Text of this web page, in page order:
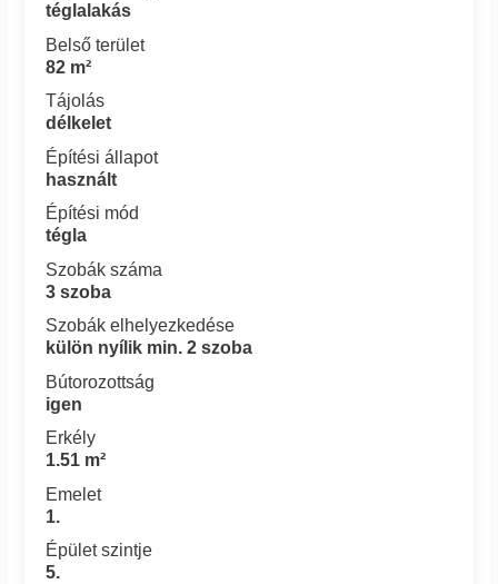
téglalakás
Belső terület
82 m²
Tájolás
délkelet
Építési állapot
használt
Építési mód
tégla
Szobák száma
3 szoba
Szobák elhelyezkedése
külön nyílik min. 2 szoba
Bútorozottság
igen
Erkély
1.51 m²
Emelet
1.
Épület szintje
5.